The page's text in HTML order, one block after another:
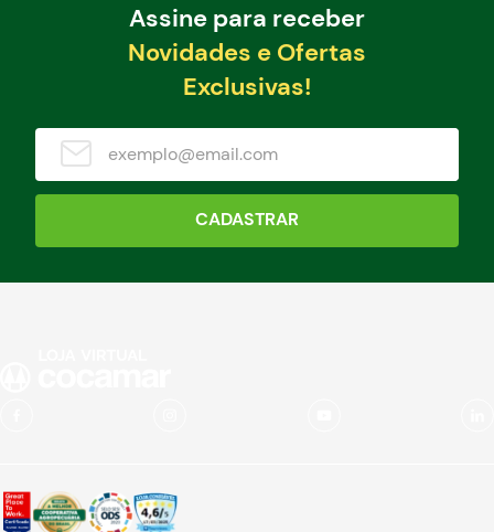
Assine para receber
Novidades e Ofertas
Exclusivas!
CADASTRAR